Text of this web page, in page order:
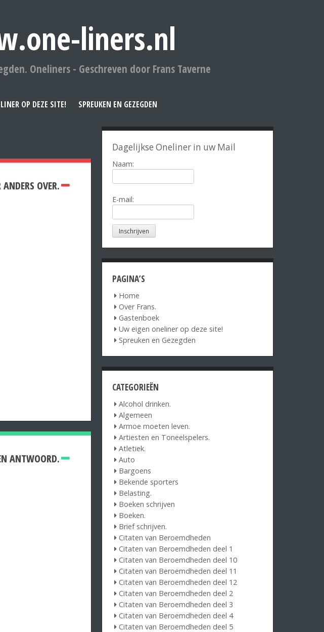
liners.nl
Oneliners - Geschreven door Frans Taverne
OP DEZE SITE! SPREUKEN EN GEZEGDEN
OVER.
ANTWOORD.
Dagelijkse Oneliner in uw Mail
Naam:
E-mail:
PAGINA’S
Home
Over Frans.
Gastenboek
Uw eigen oneliner op deze site!
Spreuken en Gezegden
CATEGORIEËN
Alcohol drinken.
Algemeen
Armoe moeten leven.
Artiesten en Toneelspelers.
Atletiek.
Auto
Bargoens
Bekende sporters
Belasting.
Boeken schrijven
Boeken.
Brief schrijven.
Citaten van Beroemdheden
Citaten van Beroemdheden deel 1
Citaten van Beroemdheden deel 10
Citaten van Beroemdheden deel 11
Citaten van Beroemdheden deel 12
Citaten van Beroemdheden deel 2
Citaten van Beroemdheden deel 3
Citaten van Beroemdheden deel 4
Citaten van Beroemdheden deel 5